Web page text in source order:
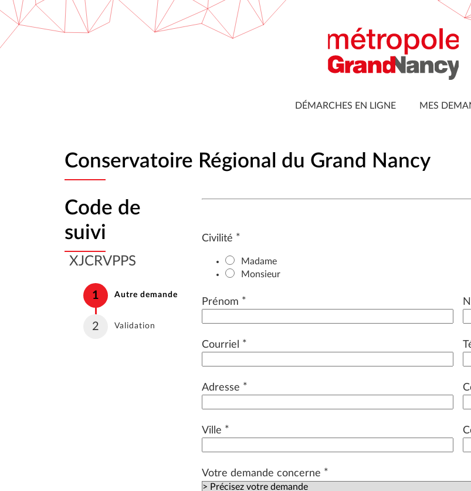
DÉMARCHES EN LIGNE MES
Conservatoire Régional du Grand Nancy
Code de
suivi
XJCRVPPS
1 Autre demande (étape courante)
2 Validation
Civilité *
Madame
Monsieur
Prénom *
Courriel *
Adresse *
Ville *
Votre demande concerne *